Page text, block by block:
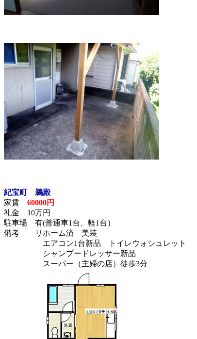
紀宝町 鵜殿
家賃 60000円
礼金 10万円
駐車場 有(普通車1台、軽1台）
備考 リホーム済 美装
エアコン1台新品 トイレウォシュレット
シャンプードレッサー新品
スーパー（主婦の店）徒歩3分